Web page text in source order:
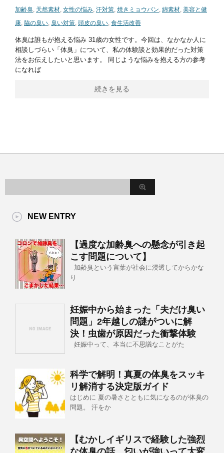
加齢臭, 天然素材, 女性の悩み, 汗対策, 焼きミョウバン, 綿素材, 美容と健
康, 脇の臭い, 臭い対策, 頭皮の臭い, 食生活改善
体臭は誰もが抱える悩み 31歳の女性です。今回は、なかなか人に
相談しづらい「体臭」について、私の体験談と効果的だった対策
法をお伝えしたいと思います。 同じような悩みを抱える方の参考
になれば
続きを見る
NEW ENTRY
【過度な加齢臭への懸念が引き起
こす問題について】
加齢臭という言葉が社会に浸透してからかな
り
妊娠中から始まった「夫だけ臭い
問題」2年越しの謎がついに解
決！虫歯が原因だった衝撃体験
妊娠中って、本当に不思議なことがた
科学で解明！真夏の体臭をスッキ
リ解消する決定版ガイド
はじめに 夏の暑さとともに気になるのが体臭の
問題。 汗をか
【むかしイギリスで経験した強烈